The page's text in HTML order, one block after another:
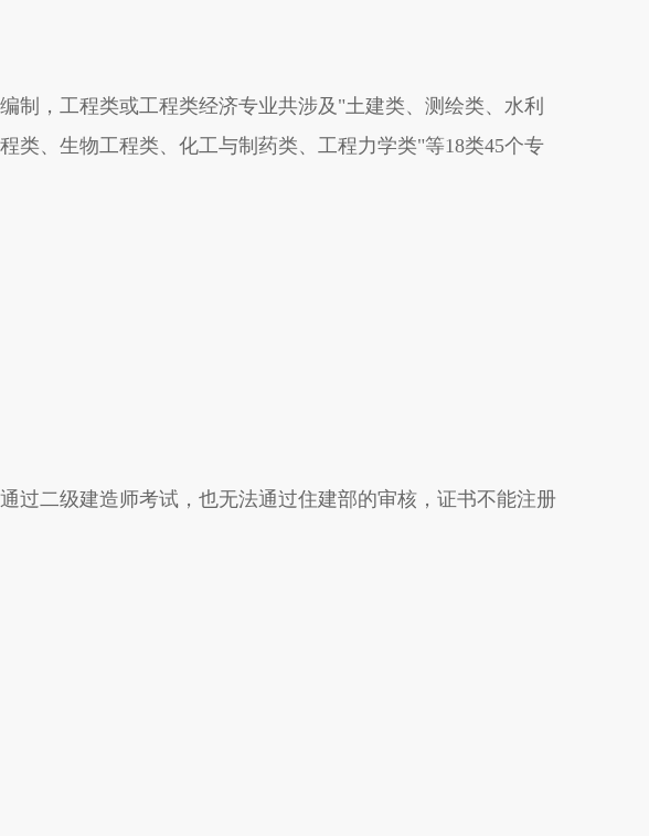
制，工程类或工程类经济专业共涉及"土建类、测绘类、水利
类、生物工程类、化工与制药类、工程力学类"等18类45个专
过二级建造师考试，也无法通过住建部的审核，证书不能注册